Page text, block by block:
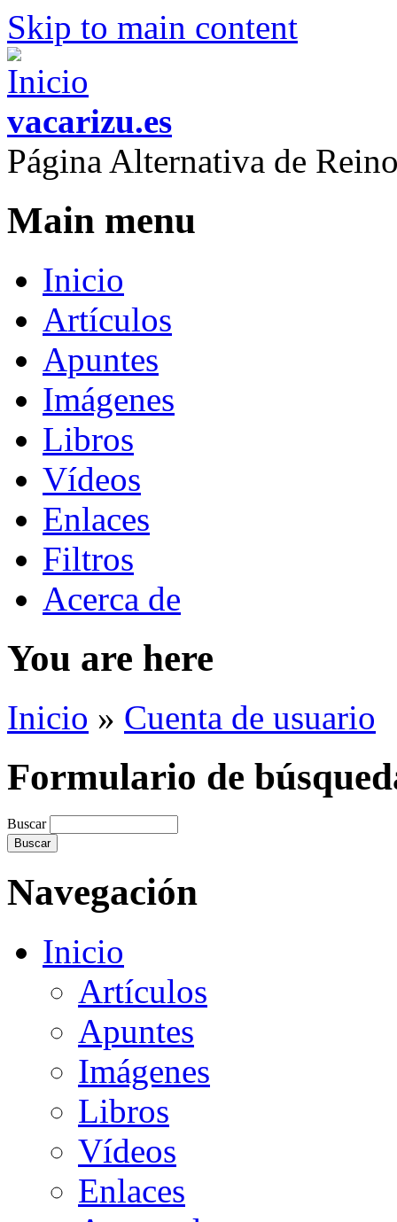
Skip to main content
vacarizu.es
Página Alternativa de
Main menu
Inicio
Artículos
Apuntes
Imágenes
Libros
Vídeos
Enlaces
Filtros
Acerca de
You are here
Inicio » Cuenta de usuario
Formulario de
Buscar
Navegación
Inicio
Artículos
Apuntes
Imágenes
Libros
Vídeos
Enlaces